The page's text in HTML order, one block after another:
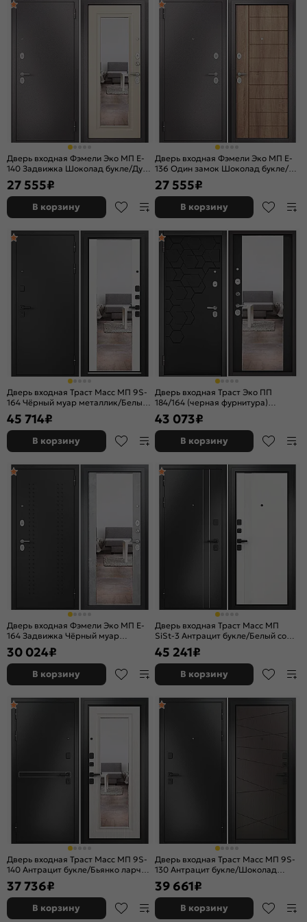
Дверь входная Фэмели Эко МП E-
140 Задвижка Шоколад букле/Дуб
кофейный матовый, с зеркалом, 2
замка, с ночной задвижкой
27 555₽
В корзину
Дверь входная Фэмели Эко МП E-
136 Один замок Шоколад букле/
Карамель, 2 замка
27 555₽
В корзину
Дверь входная Траст Масс МП 9S-
164 Чёрный муар металлик/Белый
ларче, с зеркалом, 2 замка, с
ночной задвижкой
45 714₽
В корзину
Дверь входная Траст Эко ПП
184/164 (черная фурнитура)
Чёрный матовый/Чёрный матовый,
с зеркалом, 2 замка, с ночной
задвижкой
43 073₽
В корзину
Дверь входная Фэмели Эко МП E-
164 Задвижка Чёрный муар
металлик/Бетон серый, с
зеркалом, 2 замка, с ночной
задвижкой
30 024₽
В корзину
Дверь входная Траст Масс МП
SiSt-3 Антрацит букле/Белый софт,
2 замка, с ночной задвижкой
45 241₽
В корзину
Дверь входная Траст Масс МП 9S-
140 Антрацит букле/Бьянко ларче,
с зеркалом, 2 замка, с ночной
задвижкой
37 736₽
В корзину
Дверь входная Траст Масс МП 9S-
130 Антрацит букле/Шоколад
ларче, 2 замка, с ночной
задвижкой
39 661₽
В корзину